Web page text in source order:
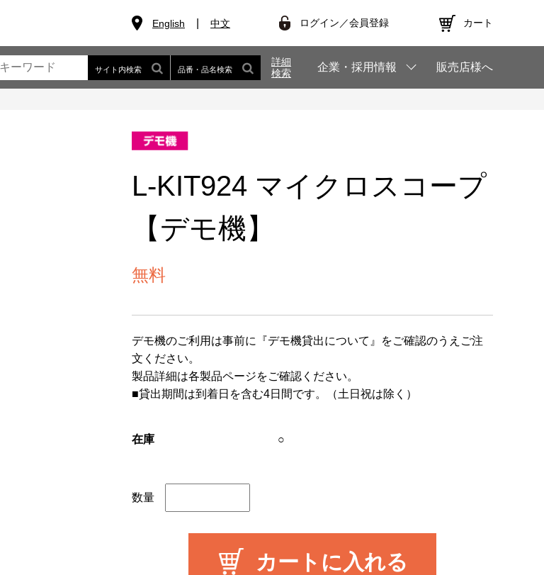
English 中文 ログイン／会員登録 カート
サイト内検索 品番・品名検索
詳細
検索
企業・採用情報 販売店様へ
L-KIT924 マイクロスコープ
【デモ機】
無料
デモ機のご利用は事前に 『デモ機貸出について』
をご確認のうえご注
文ください。
製品詳細は各製品ページをご確認ください。
■貸出期間は到着日を含む4日間です。（土日祝は除く）
在庫 ○
数量
カートに入れる